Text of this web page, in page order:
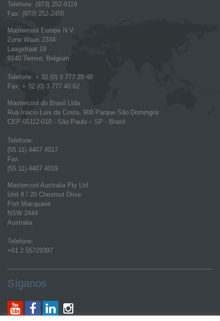
Telefone: (973) 252-9119
Fax: (973) 252-2455
Mastercool Europe N.V.
Zone Waas 2334
Laagstraat 19
9140 Temse, Belgium
Telefone: + 32 (0) 3 777 28 48
Fax: + 32 (0) 3 777 40 62
Mastercool do Brasil Ltda
Rua Inácio Luis da Costa, 908 Parque São Domingos
CEP 05112-010 - São Paulo – SP - Brasil
Telefone:
(55 11) 4407 4017
Fax:
(55 11) 4407 4019
Mastercool Australia Pty Ltd
Unit 8 / 20 Chestnut Drive
Port Macquarie
NSW 2444
Australia
Telefone:
+61 2 55729397
Síganos